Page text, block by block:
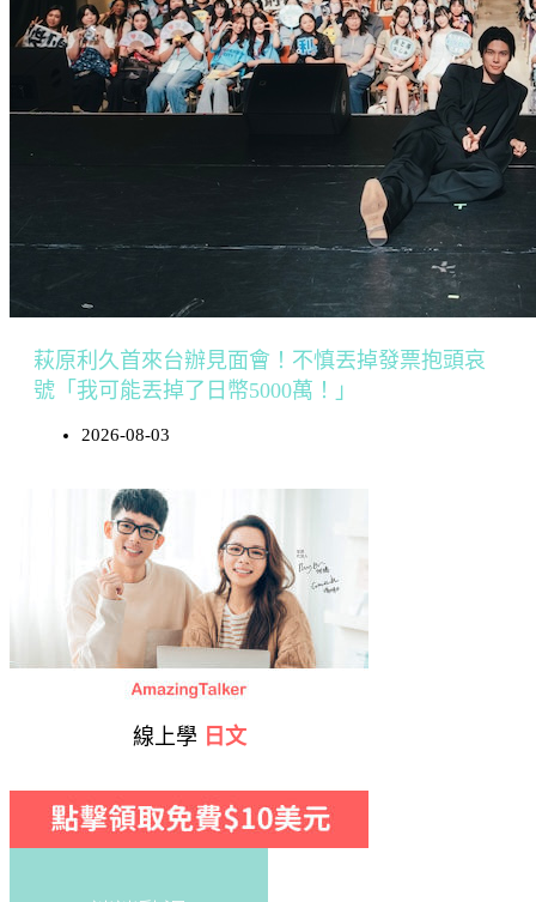
萩原利久首來台辦見面會！不慎丟掉發票抱頭哀
號「我可能丟掉了日幣5000萬！」
2026-08-03
線上學 日文